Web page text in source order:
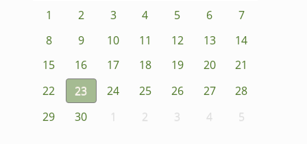
1 2 3 4 5 6
7
8
9 10 11 12 13
14
15
16 17 18 19 20
21
22
23 24 25 26 27
28
29
30 1 2 3 4 5